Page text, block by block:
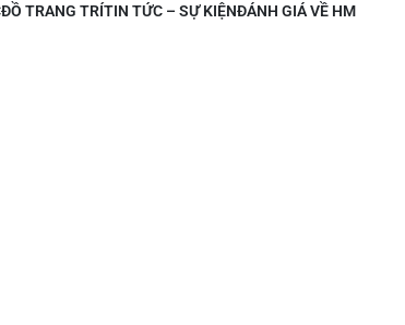
ĐỒ TRANG TRÍTIN TỨC – SỰ KIỆNĐÁNH GIÁ VỀ HM